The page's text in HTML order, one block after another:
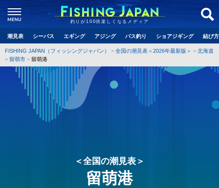
釣りが100倍楽しくなるメディア
潮見表 シーバス エギング アジング バス釣り ショアジギング 結び
FISHING JAPAN（フィッシングジャパン） 全国の潮見表＜2026年最新版＞
北海道
留萌市
留萌港
＜全国の潮見表＞
留萌港